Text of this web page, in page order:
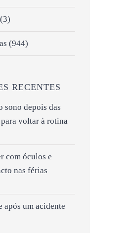
(944)
RECENTES
sono depois das
voltar à rotina
com óculos e
nas férias
após um acidente